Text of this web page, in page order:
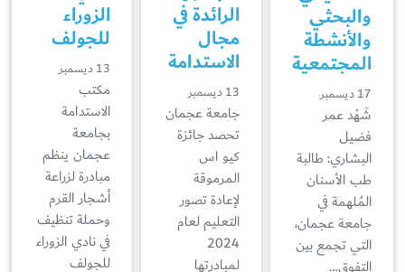
والبحثي
والأنشطة
المجتمعية
17 ديسمبر
شَهْد عمر
فضيل
البشاري: طالبة
طب الأسنان
المُلهمة في
جامعة عجمان،
التي تجمع بين
التفوق…
الرائدة في
مجال
الاستدامة
13 ديسمبر
جامعة عجمان
تحصد جائزة
كيو اس
المرموقة
لإعادة تصور
التعليم لعام
2024
لمبادرتها
الزوراء
للجولف
13 ديسمبر
مكتب
الاستدامة
بجامعة
عجمان ينظم
مبادرة لزراعة
أشجار القرم
وحملة تنظيف
في نادي الزوراء
للجولف